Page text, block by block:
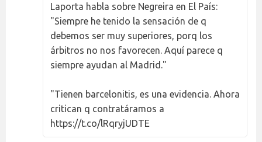
Laporta habla sobre Negreira en El País:
"Siempre he tenido la sensación de q
debemos ser muy superiores, porq los
árbitros no nos favorecen. Aquí parece q
siempre ayudan al Madrid."
"Tienen barcelonitis, es una evidencia. Ahora
critican q contratáramos a
https://t.co/lRqryjUDTE